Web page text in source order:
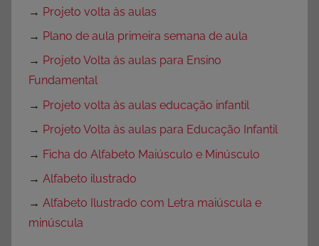
→ Projeto volta às aulas
→ Plano de aula primeira semana de aula
→ Projeto Volta às aulas para Ensino
Fundamental
→ Projeto volta às aulas educação infantil
→ Projeto Volta às aulas para Educação Infantil
→ Ficha do Alfabeto Maiúsculo e Minúsculo
→ Alfabeto ilustrado
→ Alfabeto Ilustrado com Letra maiúscula e
minúscula